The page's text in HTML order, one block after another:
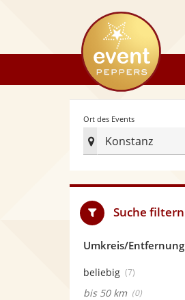
eventpeppers
Ort des Events
Konstanz
Radius
Suche filtern
Umkreis/Entfernung
beliebig (7)
bis 50 km (0)